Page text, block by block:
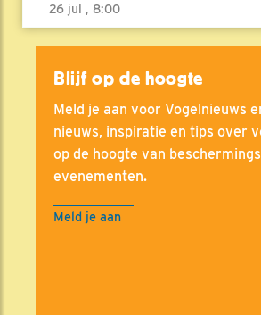
26 jul , 8:00
Blijf op de hoogte
Meld je aan voor Vogelnieuws
nieuws, inspiratie en tips over
op de hoogte van
evenementen.
Meld je aan